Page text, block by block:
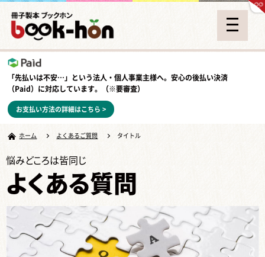
「先払いは不安…」という法人・個人事業主様へ。安心の後払い決済
（Paid） に対応しています。（※要審査）
お支払い方法の詳細はこちら >
ホーム よくあるご質問 タイトル
悩みどころは皆同じ
よくある質問